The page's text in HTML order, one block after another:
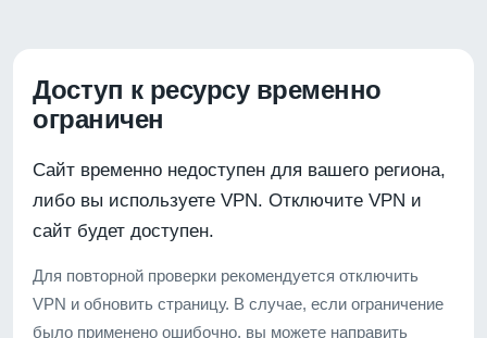
Доступ к ресурсу временно
ограничен
Сайт временно недоступен для вашего региона,
либо вы используете VPN. Отключите VPN и
сайт будет доступен.
Для повторной проверки рекомендуется отключить
VPN и обновить страницу. В случае, если ограничение
было применено ошибочно, вы можете направить